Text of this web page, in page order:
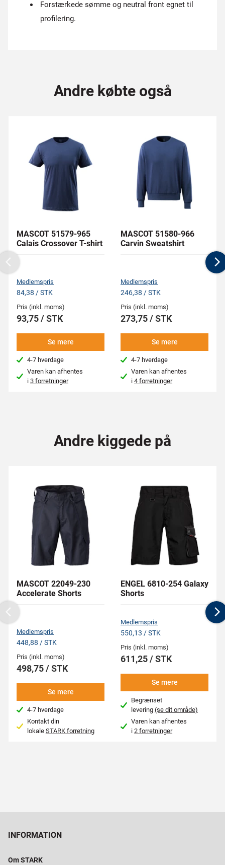
Forstærkede sømme og neutral front egnet til
profilering.
Andre købte også
MASCOT 51579-965
Calais Crossover T-shirt
Medlemspris
84,38 / STK
Pris (inkl. moms)
93,75 / STK
Se mere
4-7 hverdage
Varen kan afhentes
i3 forretninger
MASCOT 51580-966
Carvin Sweatshirt
Medlemspris
246,38 / STK
Pris (inkl. moms)
273,75 / STK
Se mere
4-7 hverdage
Varen kan afhentes
i4 forretninger
Previous
Andre kiggede på
MASCOT 22049-230
Accelerate Shorts
Medlemspris
448,88 / STK
Pris (inkl. moms)
498,75 / STK
Se mere
4-7 hverdage
Kontakt din
lokale STARK forretning
ENGEL 6810-254 Galaxy
Shorts
Medlemspris
550,13 / STK
Pris (inkl. moms)
611,25 / STK
Se mere
Begrænset
levering(se dit område)
Varen kan afhentes
i2 forretninger
Previous
INFORMATION
Om STARK